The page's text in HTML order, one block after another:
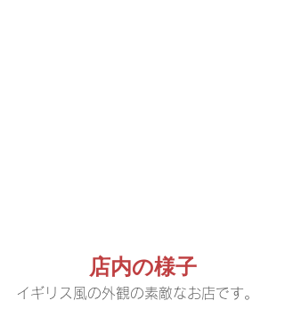
店内の様子
イギリス風の外観の素敵なお店です。